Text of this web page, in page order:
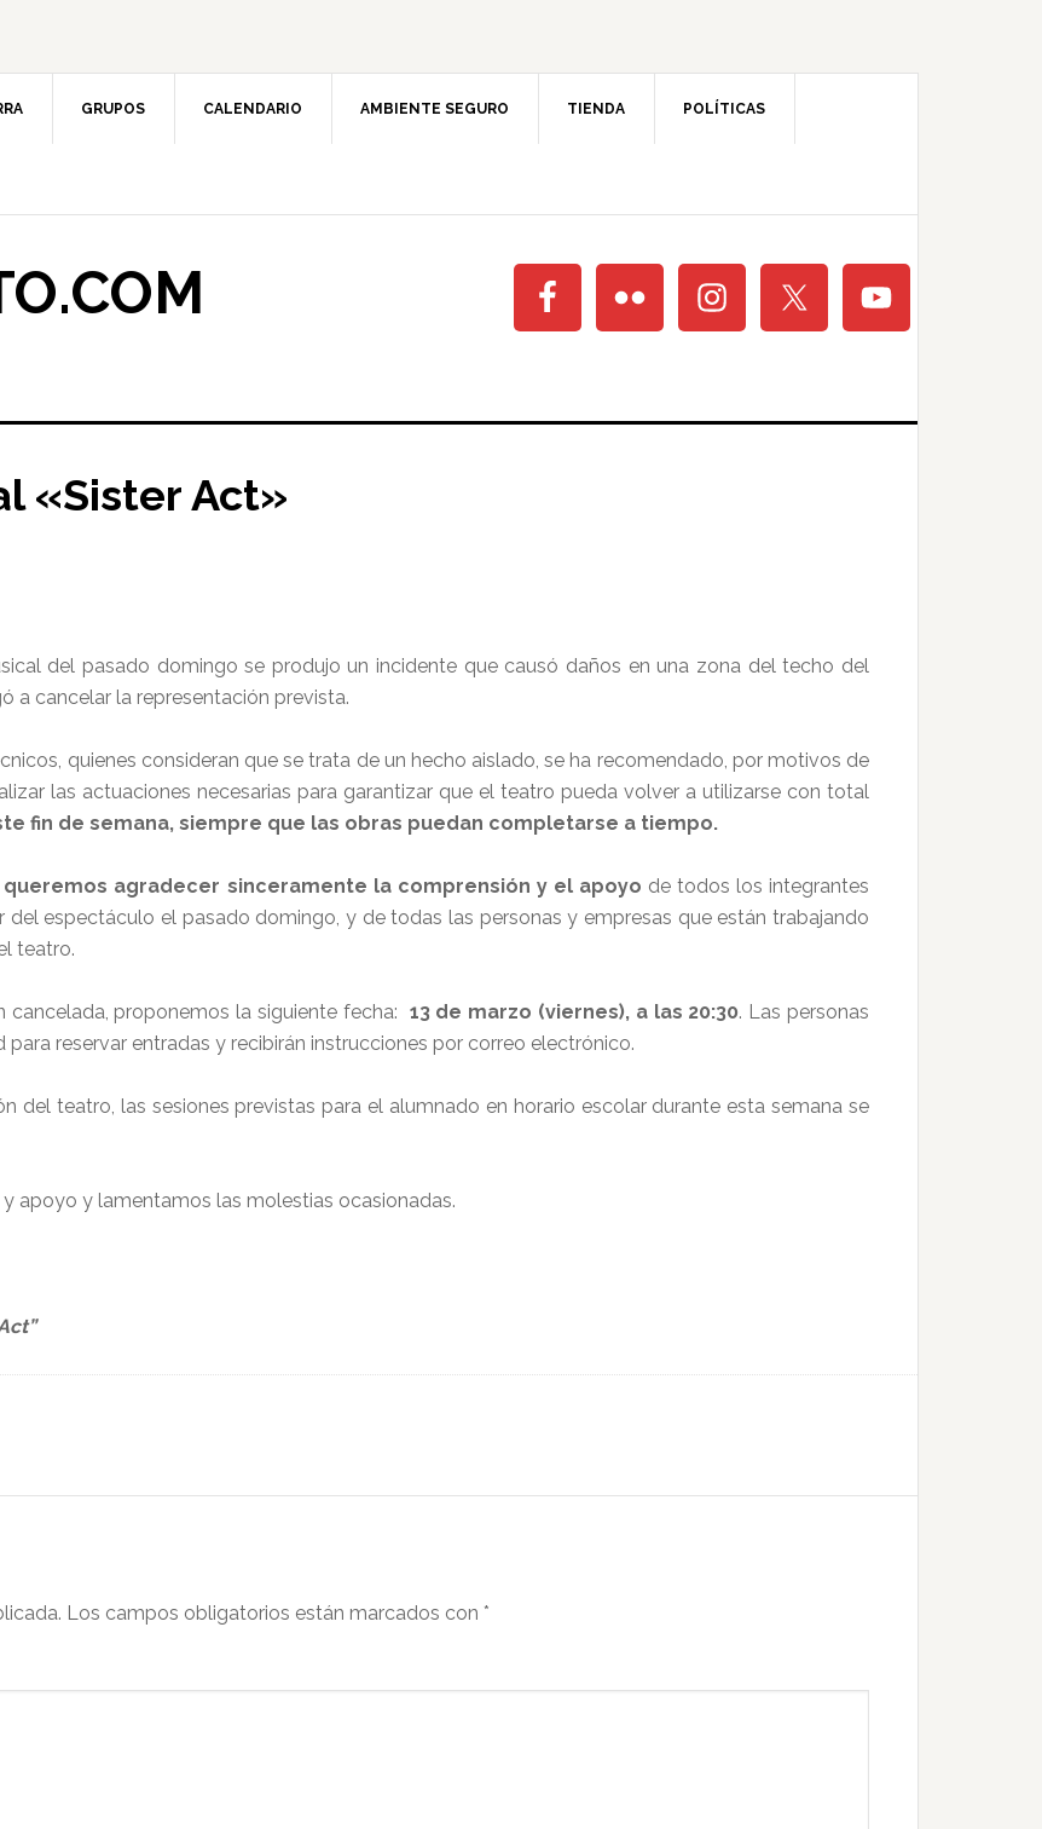
GRUPOS CALENDARIO AMBIENTE SEGURO TIENDA POLÍTICAS
«Sister Act»
del pasado domingo se produjo un incidente que causó daños en una zona del techo del
a cancelar la representación prevista.
quienes consideran que se trata de un hecho aislado, se ha recomendado, por motivos de
las actuaciones necesarias para garantizar que el teatro pueda volver a utilizarse con total
fin de semana, siempre que las obras puedan completarse a tiempo.
queremos agradecer sinceramente la comprensión y el apoyo de todos los integrantes
espectáculo el pasado domingo, y de todas las personas y empresas que están trabajando
teatro.
proponemos la siguiente fecha: 13 de marzo (viernes), a las 20:30. Las personas
reservar entradas y recibirán instrucciones por correo electrónico.
del teatro, las sesiones previstas para el alumnado en horario escolar durante esta semana se
apoyo y lamentamos las molestias ocasionadas.
Los campos obligatorios están marcados con *